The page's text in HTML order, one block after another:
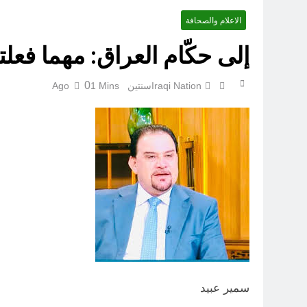
لوحة النشوة / راي
الاعلام والصحافة
إلى حكّام العراق: مهما
Iraqi Nationسنتين Ago 01 Mins
سمير عبيد